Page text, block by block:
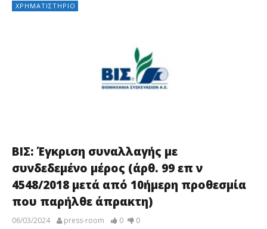
ΧΡΗΜΑΤΙΣΤΉΡΙΟ
ΒΙΣ: Έγκριση συναλλαγής με
συνδεδεμένο μέρος (άρθ. 99 επ ν
4548/2018 μετά από 10ήμερη προθεσμία
που παρήλθε άπρακτη)
06/03/2024 press-room 0 0